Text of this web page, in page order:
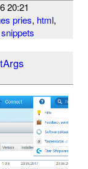
20:21
pries, html,
snippets